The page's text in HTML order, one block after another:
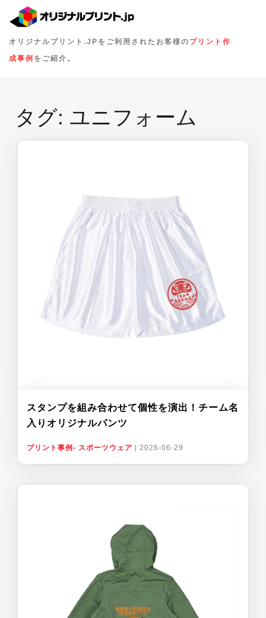
オリジナルプリント.JPをご利用されたお客様の プリント作
成事例 をご紹介。
タグ: ユニフォーム
スタンプを組み合わせて個性を演出！チーム名
入りオリジナルパンツ
プリント事例- スポーツウェア 2026-06-29